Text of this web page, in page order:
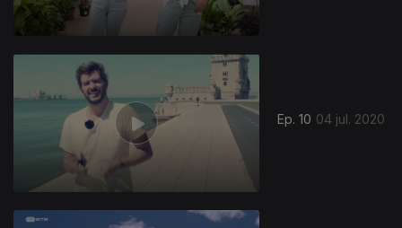
Ep. 10 04 jul. 2020